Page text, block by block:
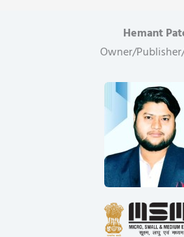
Hemant
Owner/